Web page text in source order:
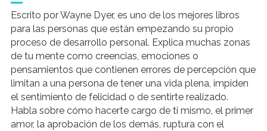
Escrito por Wayne Dyer, es uno de los mejores libros
para las personas que están empezando su propio
proceso de desarrollo personal. Explica muchas zonas
de tu mente como creencias, emociones o
pensamientos que contienen errores de percepción que
limitan a una persona de tener una vida plena, impiden
el sentimiento de felicidad o de sentirte realizado.
Habla sobre cómo hacerte cargo de ti mismo, el primer
amor, la aprobación de los demás, ruptura con el